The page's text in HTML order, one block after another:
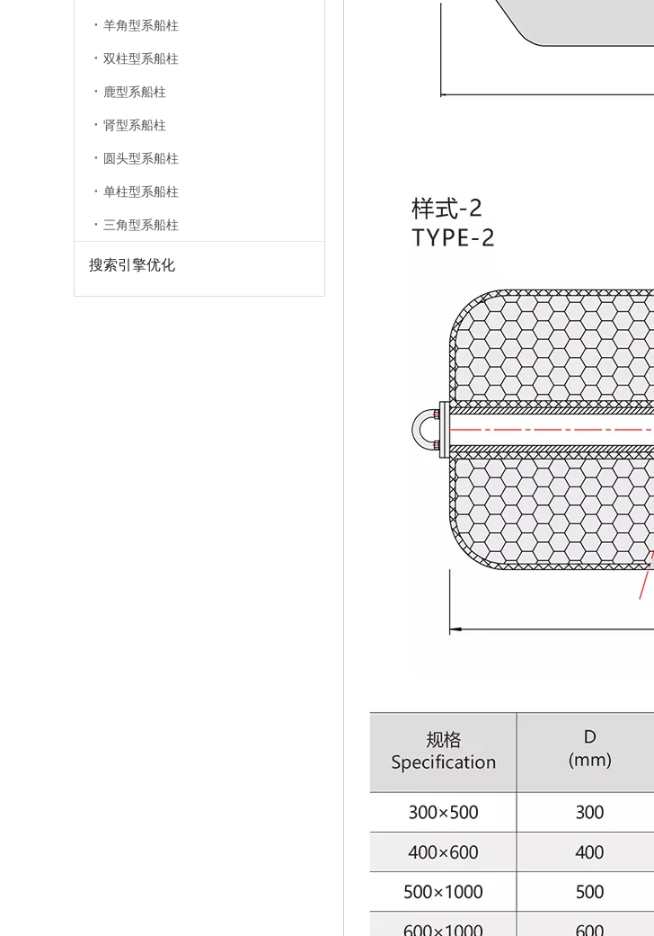
羊角型系船柱
双柱型系船柱
鹿型系船柱
肾型系船柱
圆头型系船柱
单柱型系船柱
三角型系船柱
搜索引擎优化